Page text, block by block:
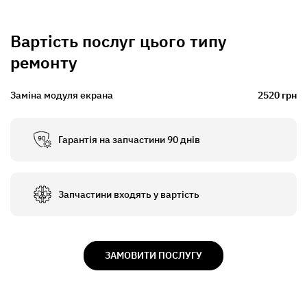
Вартість послуг цього типу
ремонту
Заміна модуля екрана 2520 грн
Гарантія на запчастини 90 днів
Запчастини входять у вартість
ЗАМОВИТИ ПОСЛУГУ